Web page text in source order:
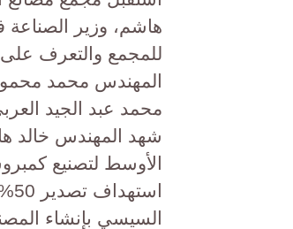
هاشم، وزير الصناعة
للمجمع والتعرف
المهندس محمد
محمد عبد الجيد
شهد المهندس خالد
السيسي بإنشاء